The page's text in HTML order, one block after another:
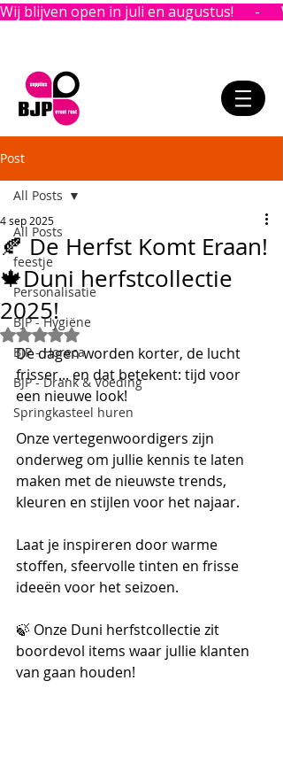
Wij blijven open in juli en augustus!      -
Post
All Posts
feestje
Personalisatie
BJP - Hygiëne
BJP - Horeca
BJP - Drank & Voeding
Springkasteel huren
All Posts
🍂 De Herfst Komt Eraan!
🍁Duni herfstcollectie
2025!
4 sep 2025
Beoordeeld met NaN uit 5 sterren.
De dagen worden korter, de lucht
frisser... en dat betekent: tijd voor
een nieuwe look!
Onze vertegenwoordigers zijn
onderweg om jullie kennis te laten
maken met de nieuwste trends,
kleuren en stijlen voor het najaar.
Laat je inspireren door warme
stoffen, sfeervolle tinten en frisse
ideeën voor het seizoen.
🍃 Onze Duni herfstcollectie zit
boordevol items waar jullie klanten
van gaan houden!